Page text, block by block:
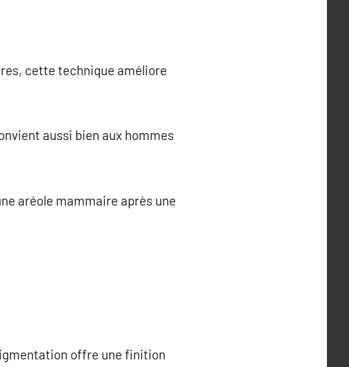
cette technique améliore
aussi bien aux hommes
aréole mammaire après une
offre une finition